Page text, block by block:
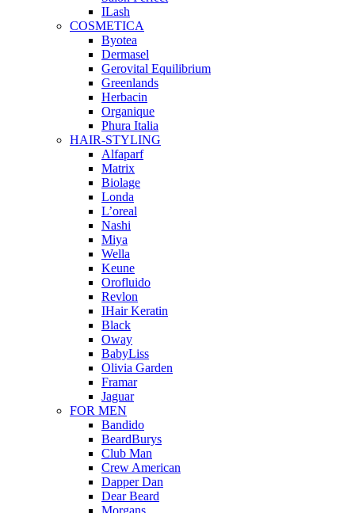
ILash
COSMETICA
Byotea
Dermasel
Gerovital Equilibrium
Greenlands
Herbacin
Organique
Phura Italia
HAIR-STYLING
Alfaparf
Matrix
Biolage
Londa
L’oreal
Nashi
Miya
Wella
Keune
Orofluido
Revlon
IHair Keratin
Black
Oway
BabyLiss
Olivia Garden
Framar
Jaguar
FOR MEN
Bandido
BeardBurys
Club Man
Crew American
Dapper Dan
Dear Beard
Morgans